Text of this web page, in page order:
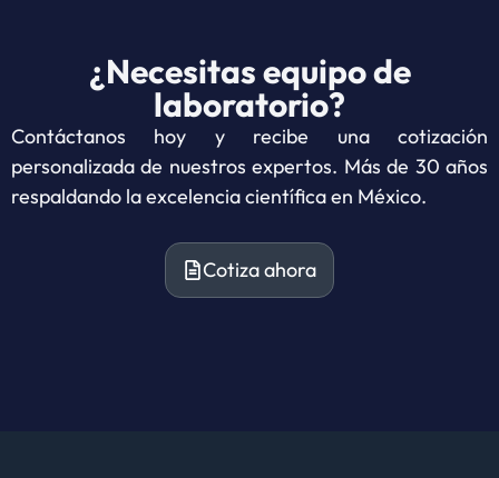
¿Necesitas equipo de
laboratorio?
Contáctanos hoy y recibe una cotización
personalizada de nuestros expertos. Más de 30 años
respaldando la excelencia científica en México.
Cotiza ahora